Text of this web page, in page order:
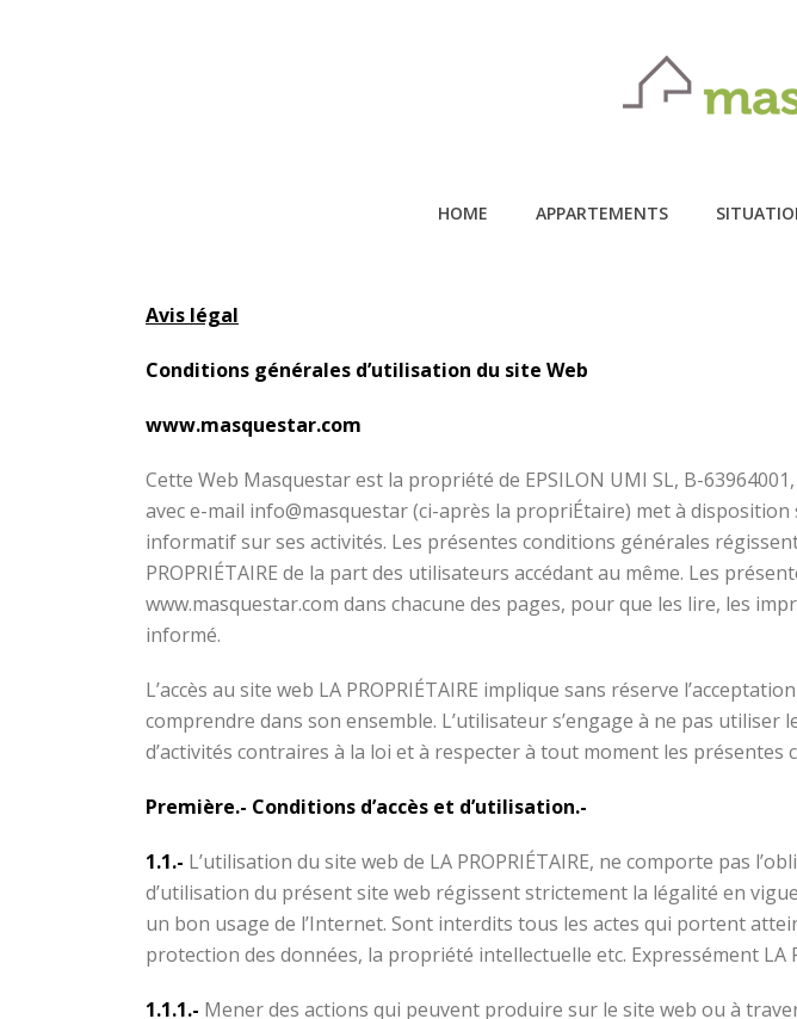
HOME APPARTEMENTS
Avis légal
Conditions générales d’utilisation du site Web
www.masquestar.com
Cette Web Masquestar est la propriété de EPSILON UMI SL, B-
avec e-mail info@masquestar (ci-après la propriÉtaire) met à
informatif sur ses activités. Les présentes conditions générales
PROPRIÉTAIRE de la part des utilisateurs accédant au même. Les
www.masquestar.com dans chacune des pages, pour que les lire, les
informé.
L’accès au site web LA PROPRIÉTAIRE implique sans réserve
comprendre dans son ensemble. L’utilisateur s’engage à ne pas
d’activités contraires à la loi et à respecter à tout moment les présentes
Première.- Conditions d’accès et d’utilisation.-
1.1.- L’utilisation du site web de LA PROPRIÉTAIRE, ne comporte pas
d’utilisation du présent site web régissent strictement la légalité en
un bon usage de l’Internet. Sont interdits tous les actes qui portent
protection des données, la propriété intellectuelle etc. Expressément LA
1.1.1.- Mener des actions qui peuvent produire sur le site web ou à